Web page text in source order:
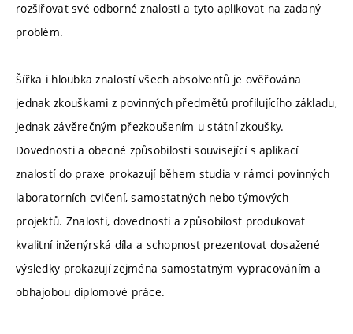
rozšiřovat své odborné znalosti a tyto aplikovat na zadaný
problém.
Šířka i hloubka znalostí všech absolventů je ověřována
jednak zkouškami z povinných předmětů profilujícího základu,
jednak závěrečným přezkoušením u státní zkoušky.
Dovednosti a obecné způsobilosti související s aplikací
znalostí do praxe prokazují během studia v rámci povinných
laboratorních cvičení, samostatných nebo týmových
projektů. Znalosti, dovednosti a způsobilost produkovat
kvalitní inženýrská díla a schopnost prezentovat dosažené
výsledky prokazují zejména samostatným vypracováním a
obhajobou diplomové práce.